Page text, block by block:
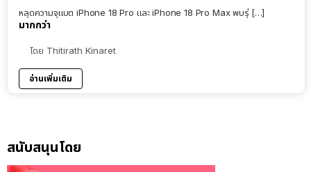
หลุดความจุแบต iPhone 18 Pro และ iPhone 18 Pro Max พบรุ่ […]
มากกว่า
โดย Thitirath Kinaret
อ่านเพิ่มเติม
สนับสนุนโดย